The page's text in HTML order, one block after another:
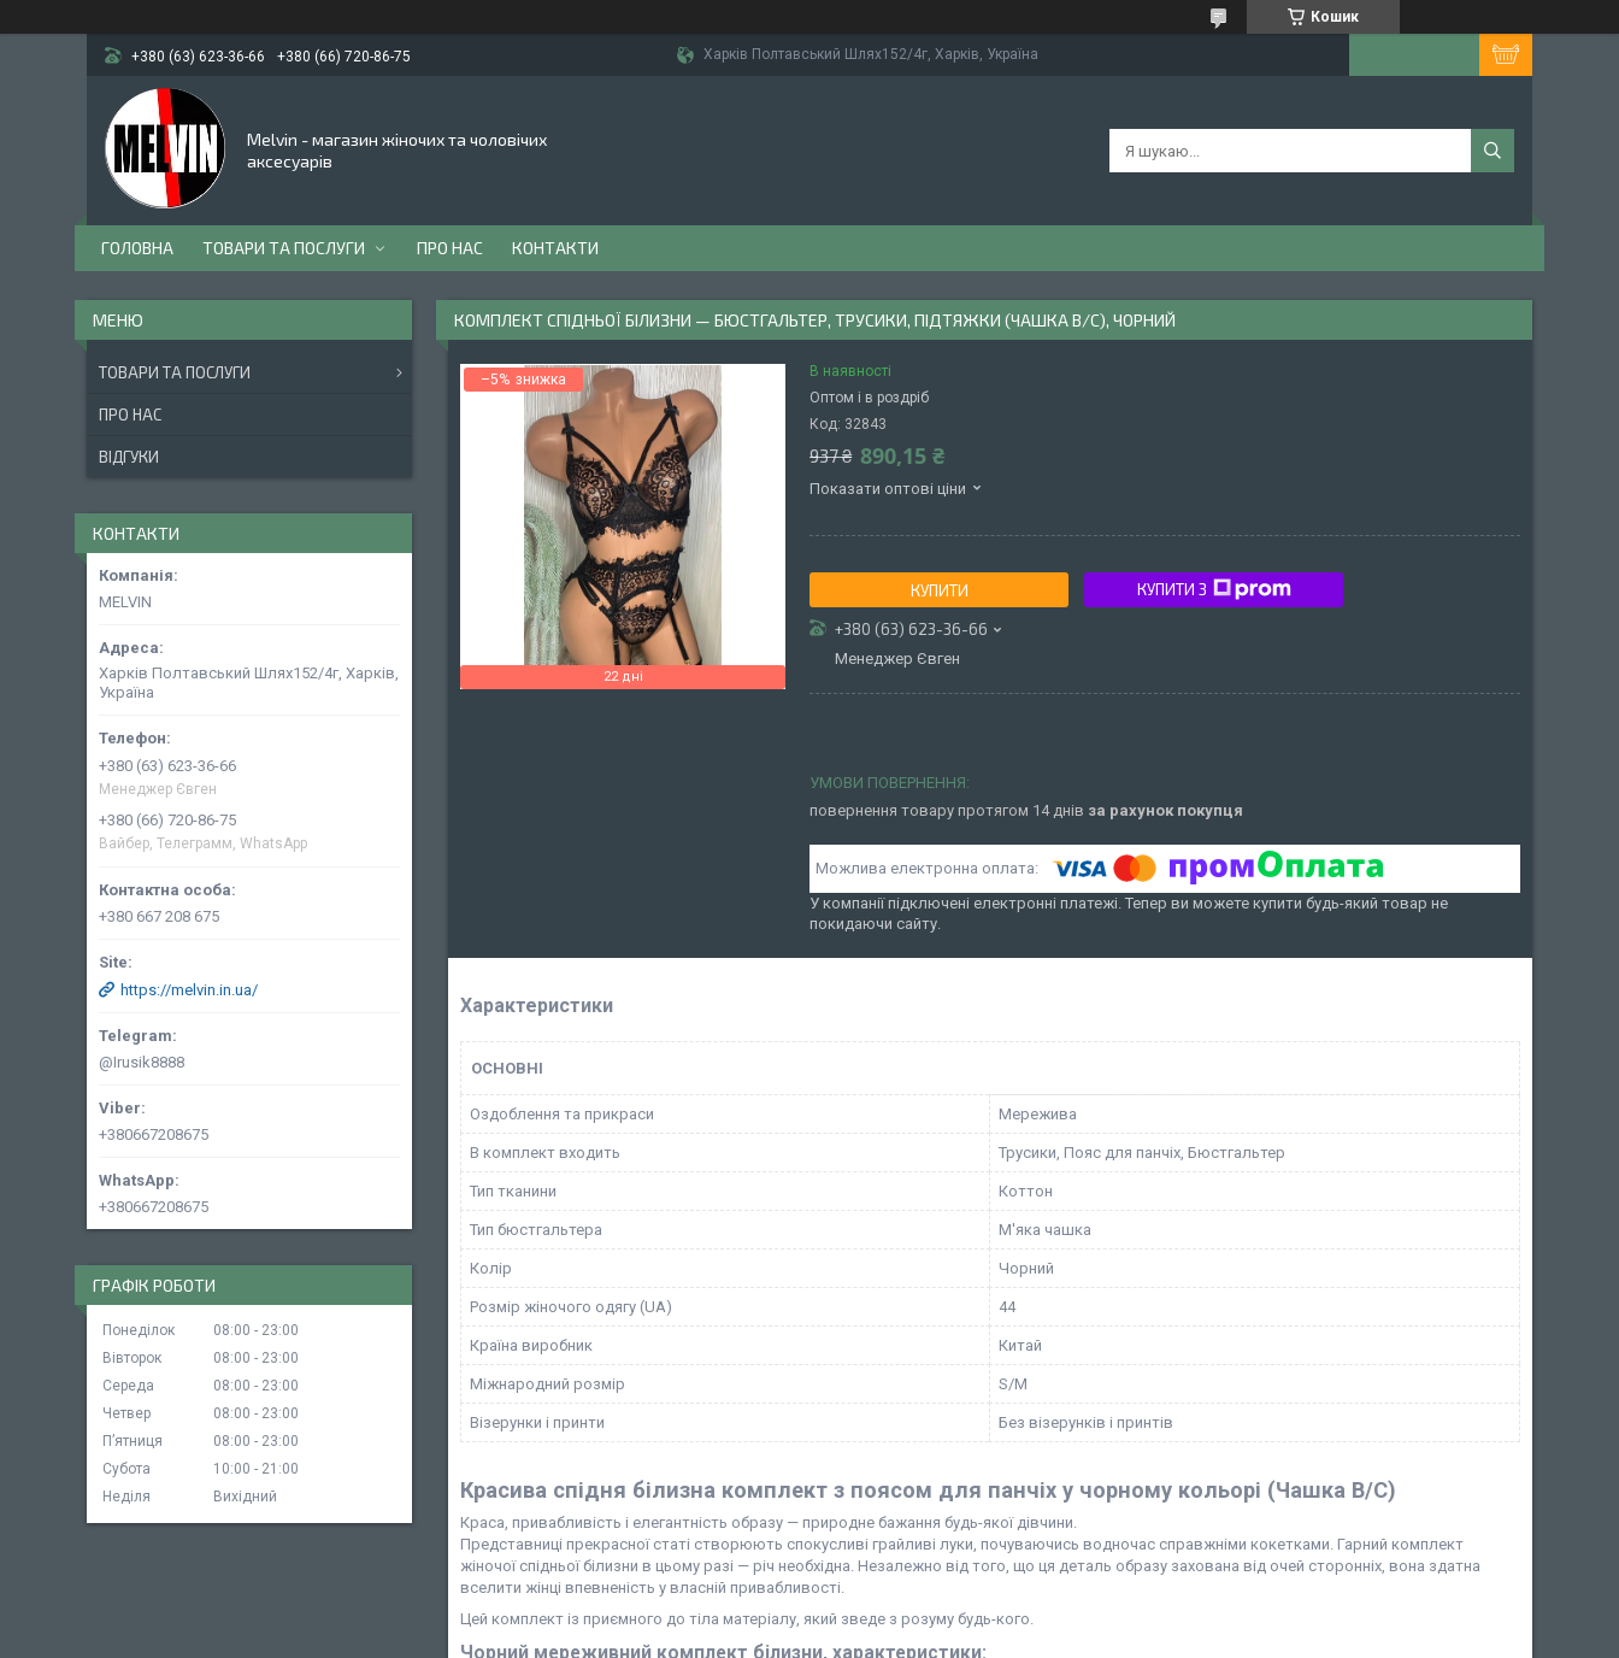
Кошик
+380 (63) 623-36-66 +380 (66) 720-86-75 Харків Полтавський Шлях152/4г, Харків, Україна
Melvin - магазин жіночих та чоловічих
аксесуарів
ГОЛОВНА ТОВАРИ ТА ПОСЛУГИ ПРО НАС КОНТАКТИ
КОМПЛЕКТ СПІДНЬОЇ БІЛИЗНИ — БЮСТГАЛЬТЕР, ТРУСИКИ, ПІДТЯЖКИ (ЧАШКА B/C), ЧОРНИЙ
–5%
22 дні
В наявності
Оптом і в роздріб
Код: 32843
937 ₴ 890,15 ₴
Показати оптові ціни
КУПИТИ КУПИТИ З
+380 (63) 623-36-66
Менеджер Євген
повернення товару протягом 14 днів за рахунок покупця
У компанії підключені електронні платежі. Тепер ви можете купити будь-який товар не
покидаючи сайту.
Характеристики
ОСНОВНІ
Оздоблення та прикраси Мережива
В комплект входить Трусики, Пояс для панчіх, Бюстгальтер
Тип тканини Коттон
Тип бюстгальтера М'яка чашка
Колір Чорний
Розмір жіночого одягу (UA) 44
Країна виробник Китай
Міжнародний розмір S/M
Візерунки і принти Без візерунків і принтів
Красива спідня білизна комплект з поясом для панчіх у чорному кольорі (Чашка B/C)
Краса, привабливість і елегантність образу — природне бажання будь-якої дівчини.
Представниці прекрасної статі створюють спокусливі грайливі луки, почуваючись водночас справжніми кокетками. Гарний комплект
жіночої спідньої білизни в цьому разі — річ необхідна. Незалежно від того, що ця деталь образу захована від очей сторонніх, вона здатна
вселити жінці впевненість у власній привабливості.
Цей комплект із приємного до тіла матеріалу, який зведе з розуму будь-кого.
Чорний мереживний комплект білизни, характеристики:
ТОВАРИ ТА ПОСЛУГИ
ПРО НАС
ВІДГУКИ
КОНТАКТИ
MELVIN
Харків Полтавський Шлях152/4г, Харків,
Україна
+380 (63) 623-36-66
Менеджер Євген
+380 (66) 720-86-75
Вайбер, Телеграмм, WhatsApp
+380 667 208 675
https://melvin.in.ua/
@Irusik8888
+380667208675
+380667208675
ГРАФІК РОБОТИ
Понеділок 08:00
23:00
Вівторок
08:00
23:00
Середа
08:00
23:00
Четвер
08:00
23:00
Пʼятниця
08:00
23:00
Субота
10:00
21:00
Неділя
Вихідний